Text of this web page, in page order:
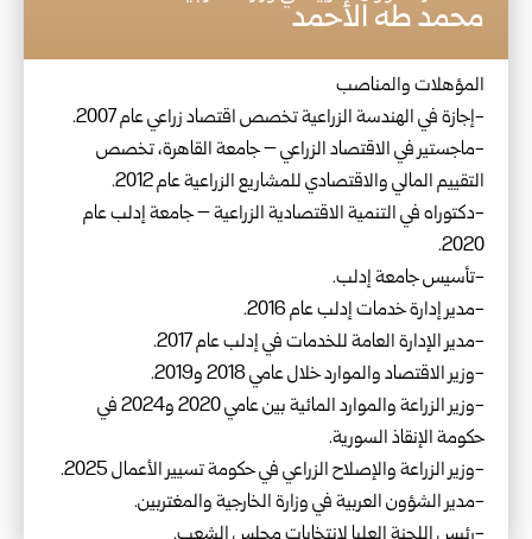
محمد طه الأحمد
المؤهلات والمناصب
-إجازة في الهندسة الزراعية تخصص اقتصاد زراعي عام 2007.
-ماجستير في الاقتصاد الزراعي – جامعة القاهرة، تخصص
التقييم المالي والاقتصادي للمشاريع الزراعية عام 2012.
-دكتوراه في التنمية الاقتصادية الزراعية – جامعة إدلب عام
2020.
-تأسيس جامعة إدلب.
-مدير إدارة خدمات إدلب عام 2016.
-مدير الإدارة العامة للخدمات في إدلب عام 2017.
-وزير الاقتصاد والموارد خلال عامي 2018 و2019.
-وزير الزراعة والموارد المائية بين عامي 2020 و2024 في
حكومة الإنقاذ السورية.
-وزير الزراعة والإصلاح الزراعي في حكومة تسيير الأعمال 2025.
-مدير الشؤون العربية في وزارة الخارجية والمغتربين.